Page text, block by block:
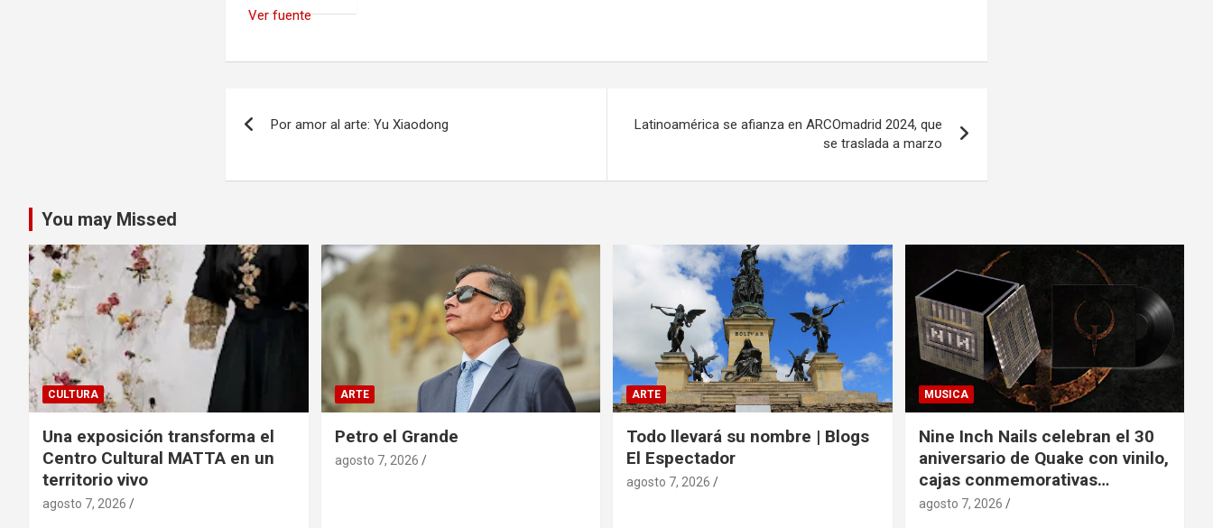
Ver fuente
de
entradas
Por amor al arte: Yu Xiaodong
Latinoamérica se afianza en ARCOmadrid 2024, que
se traslada a marzo
You may Missed
CULTURA
Una exposición transforma el
Centro Cultural MATTA en un
territorio vivo
agosto 7, 2026
ARTE
Petro el Grande
agosto 7, 2026
ARTE
Todo llevará su nombre | Blogs
El Espectador
agosto 7, 2026
MUSICA
Nine Inch Nails celebran el 30
aniversario de Quake con vinilo,
cajas conmemorativas…
agosto 7, 2026